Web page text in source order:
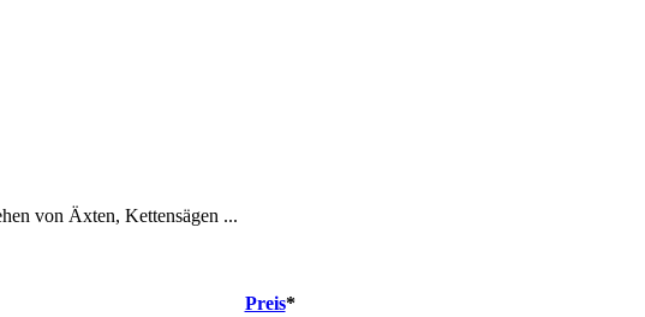
von Äxten, Kettensägen ...
Preis*